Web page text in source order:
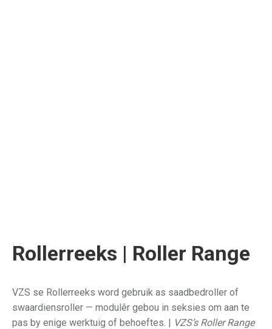
Rollerreeks | Roller Range
VZS se Rollerreeks word gebruik as saadbedroller of
swaardiensroller — modulêr gebou in seksies om aan te
pas by enige werktuig of behoeftes. | VZS’s Roller Range